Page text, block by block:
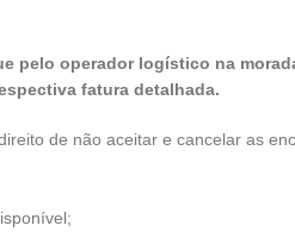
pelo operador logístico na
fatura detalhada.
de não aceitar e cancelar as